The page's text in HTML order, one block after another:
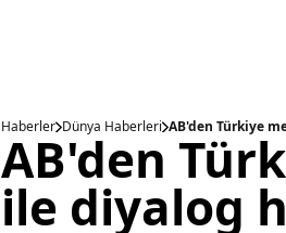
Haberler Dünya Haberleri AB'den Türkiye
AB'den
ile diyalog